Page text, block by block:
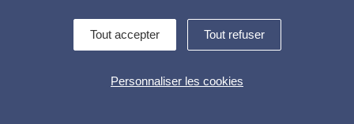
Conditions Générales de Vente
Tout accepter Tout refuser
Personnaliser les cookies